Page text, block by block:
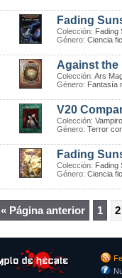
Fading
Colección: Fading
Género: Ciencia
Against the
Colección: Ars
Género: Fantasía
V20
Colección:
Género: Terror
Fading
Colección: Fading
Género: Ciencia
« Página anterior 1 2